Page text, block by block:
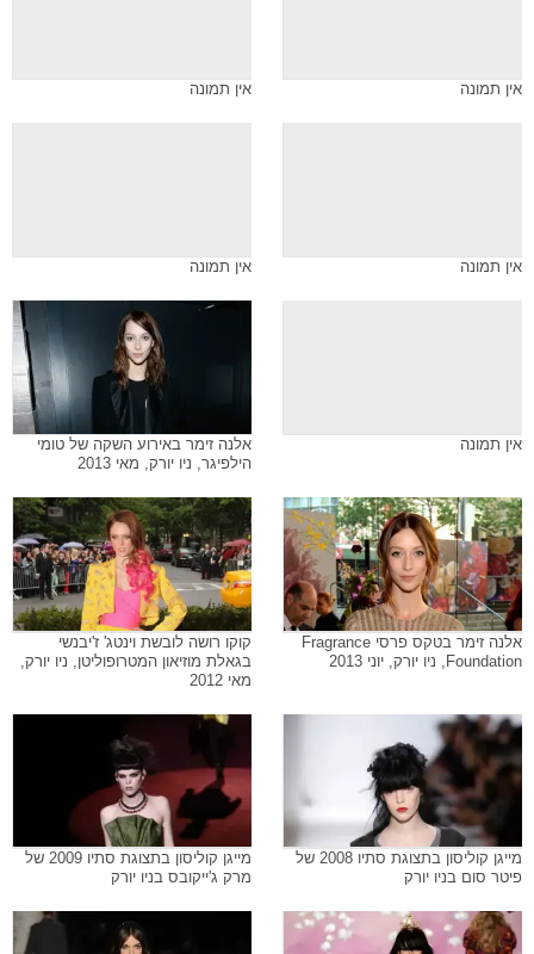
אין תמונה אין תמונה
אין תמונה אין תמונה
אין תמונה
אלנה זימר באירוע השקה של טומי
הילפיגר, ניו יורק, מאי 2013
אלנה זימר בטקס פרסי Fragrance
Foundation, ניו יורק, יוני 2013
קוקו רושה לובשת וינטג' ז'יבנשי
בגאלת מוזיאון המטרופוליטן, ניו יורק,
מאי 2012
מייגן קוליסון בתצוגת סתיו 2008 של
פיטר סום בניו יורק
מייגן קוליסון בתצוגת סתיו 2009 של
מרק ג'ייקובס בניו יורק